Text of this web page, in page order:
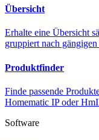
Übersicht
Erhalte eine Übersicht
gruppiert nach
Produktfinder
Finde passende
Homematic IP oder
Software